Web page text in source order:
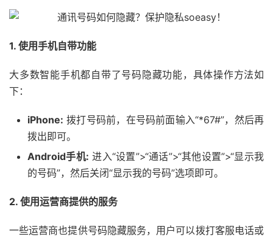
1. 使用手机自带功能
大多数智能手机都自带了号码隐藏功能，具体操作方法如
下：
iPhone: 拨打号码前，在号码前面输入“*67#”，然后再
拨出即可。
Android手机: 进入“设置”>“通话”>“其他设置”>“显示我
的号码”，然后关闭“显示我的号码”选项即可。
2. 使用运营商提供的服务
一些运营商也提供号码隐藏服务，用户可以拨打客服电话或